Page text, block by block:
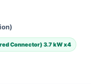
Connector) 3.7 kW x4